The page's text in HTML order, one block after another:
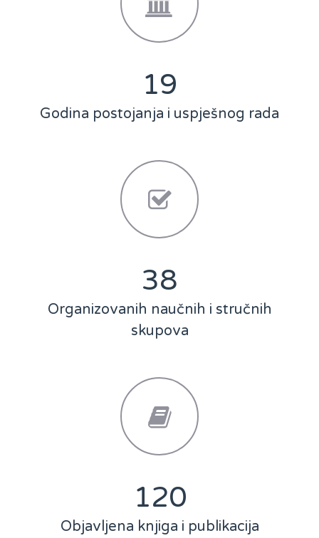
25
Godina postojanja i uspješnog rada
51
Organizovanih naučnih i stručnih
skupova
163
Objavljena knjiga i publikacija